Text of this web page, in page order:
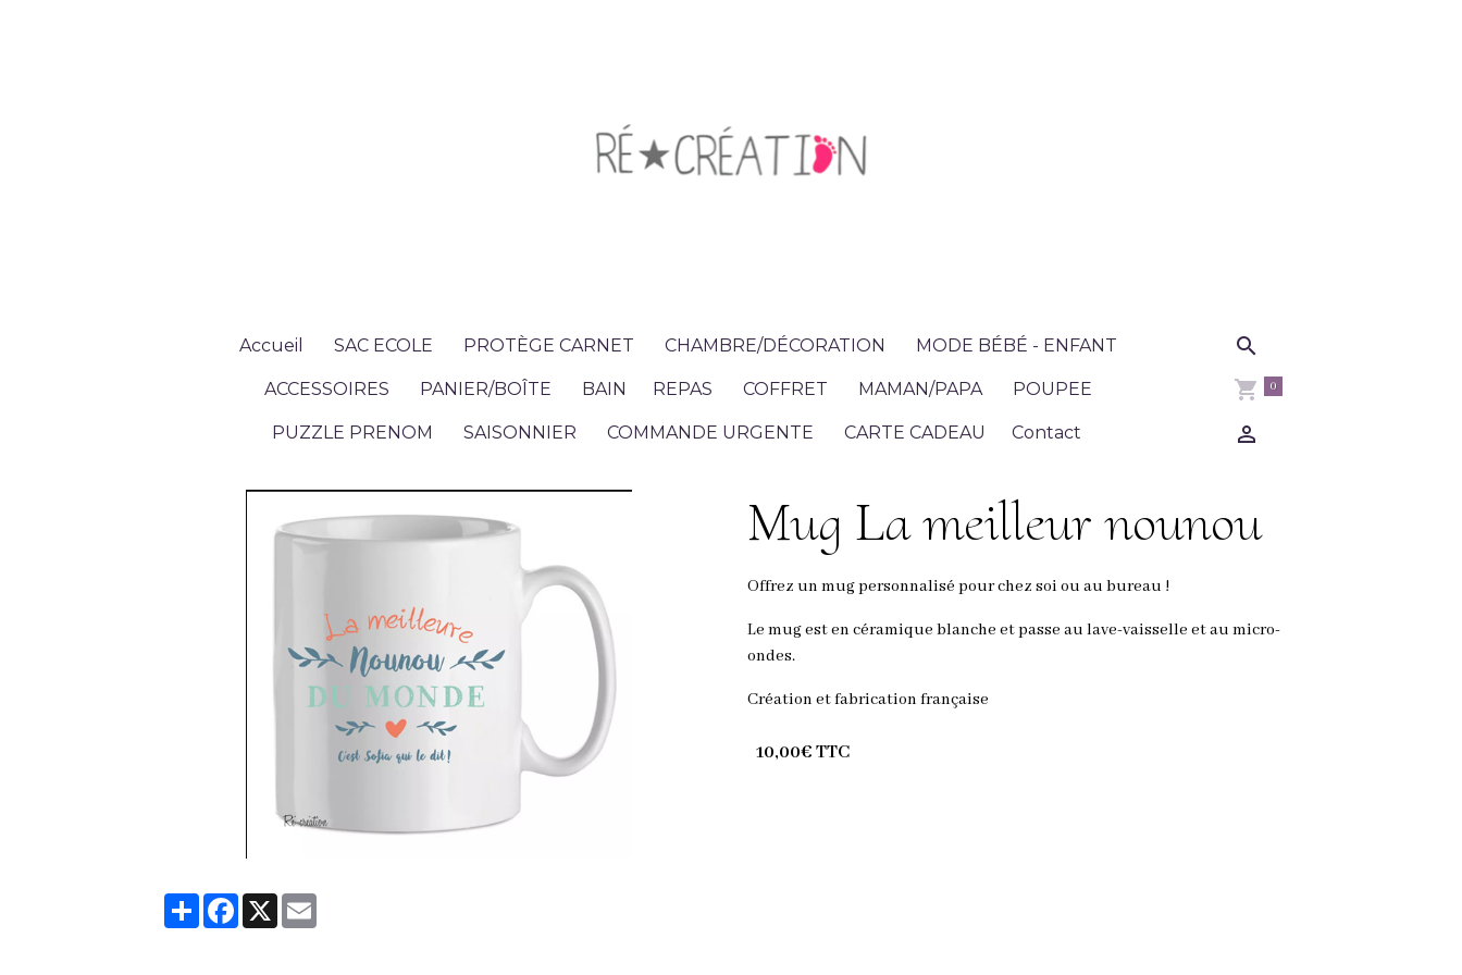
Accueil SAC ECOLE PROTÈGE CARNET CHAMBRE/DÉCORATION MODE BÉBÉ - ENFANT
ACCESSOIRES PANIER/BOÎTE BAIN REPAS COFFRET MAMAN/PAPA POUPEE
PUZZLE PRENOM SAISONNIER COMMANDE URGENTE CARTE CADEAU Contact
0
Mug La meilleur nounou
Offrez un mug personnalisé pour chez soi ou au bureau !
Le mug est en céramique blanche et passe au lave-vaisselle et au micro-
ondes.
Création et fabrication française
10,00€ TTC
PartagerFacebook
X